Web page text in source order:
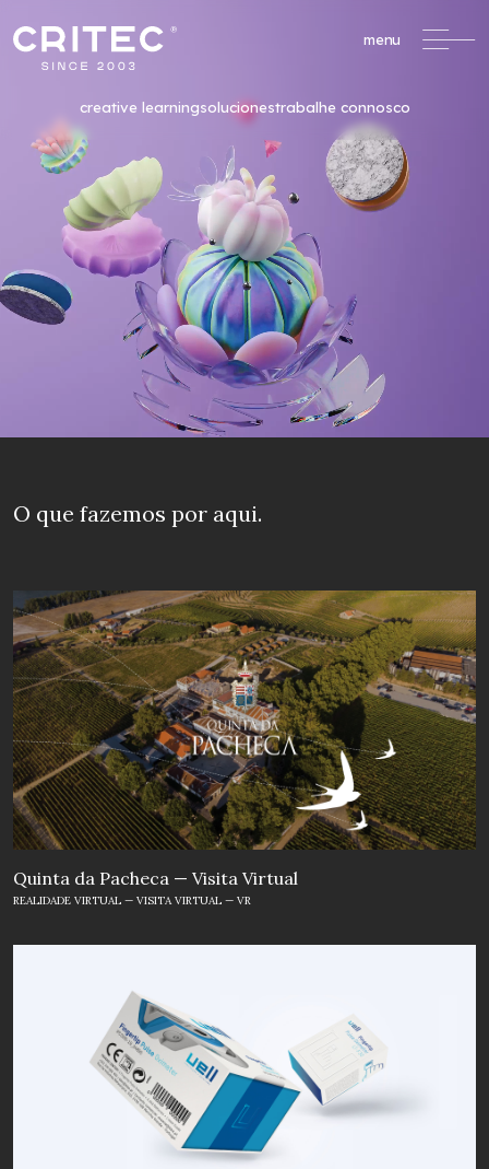
creative learningsolucionestrabalhe connosco
menu
/ Formación Profesional
formacao@critec.pt
Oportunidades de Financiación
Un servicio completode apoyo a la
Formación a Medida
Soluciones personalizadas para
empresas, con planes formativos
adaptados a las necesidades concretas
de cada organización.
O que fazemos por aqui.
Quinta da Pacheca — Visita Virtual
REALIDADE VIRTUAL — VISITA VIRTUAL — VR